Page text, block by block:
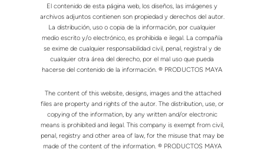
El contenido de esta página web, los diseños, las imágenes y
archivos adjuntos contienen son propiedad y derechos del autor.
La distribución, uso o copia de la información, por cualquier
medio escrito y/o electrónico, es prohibida e ilegal. La compañía
se exime de cualquier responsabilidad civil, penal, registral y de
cualquier otra área del derecho, por el mal uso que pueda
hacerse del contenido de la información. ® PRODUCTOS MAYA
The content of this website, designs, images and the attached
files are property and rights of the autor. The distribution, use, or
copying of the information, by any written and/or electronic
means is prohibited and ilegal. This company is exempt from civil,
penal, registry and other area of law, for the misuse that may be
made of the content of the information. ® PRODUCTOS MAYA